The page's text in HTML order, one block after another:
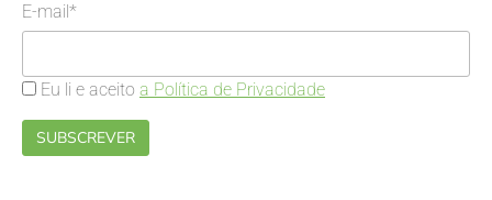
E-mail*
Eu li e aceito a Política de Privacidade